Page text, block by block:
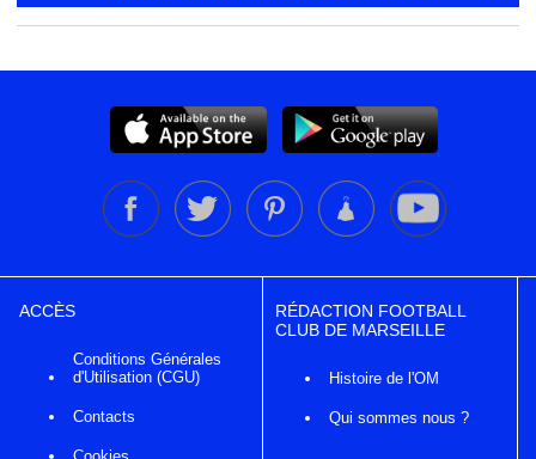
ACCÈS
Conditions Générales
d'Utilisation (CGU)
Contacts
RÉDACTION FOOTBALL
CLUB DE MARSEILLE
Histoire de l'OM
Qui sommes nous ?